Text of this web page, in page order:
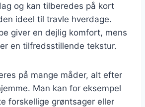
og kan tilberedes på kort
ideel til travle hverdage.
giver en dejlig komfort, mens
en tilfredsstillende tekstur.
på mange måder, alt efter
Man kan for eksempel
forskellige grøntsager eller